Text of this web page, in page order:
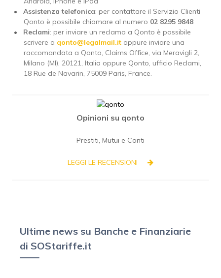
Assistenza telefonica: per contattare il Servizio Clienti
Qonto è possibile chiamare al numero 02 8295 9848
Reclami: per inviare un reclamo a Qonto è possibile
scrivere a qonto@legalmail.it oppure inviare una
raccomandata a Qonto, Claims Office, via Meravigli 2,
Milano (MI), 20121, Italia oppure Qonto, ufficio Reclami,
18 Rue de Navarin, 75009 Paris, France.
Opinioni su qonto
Prestiti, Mutui e Conti
LEGGI LE RECENSIONI
Ultime news su Banche e Finanziarie
di SOStariffe.it